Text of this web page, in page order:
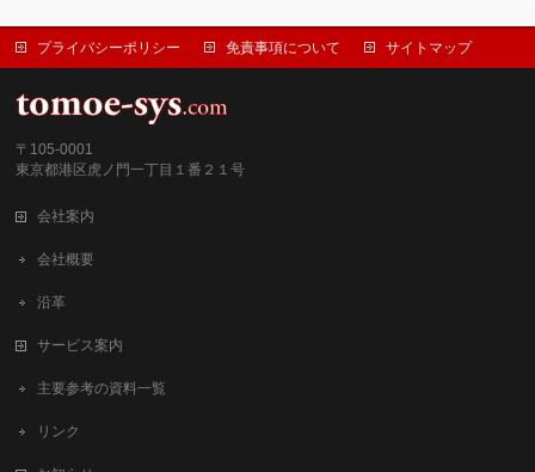
プライバシーポリシー 免責事項について サイトマップ
〒105-0001
東京都港区虎ノ門一丁目１番２１号
会社案内
会社概要
沿革
サービス案内
主要参考の資料一覧
リンク